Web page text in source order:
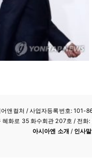
어앤컬처 /사업자등록번호: 101-
혜화로 35 화수회관 207호 / 전
아시아엔 소개 / 인사말